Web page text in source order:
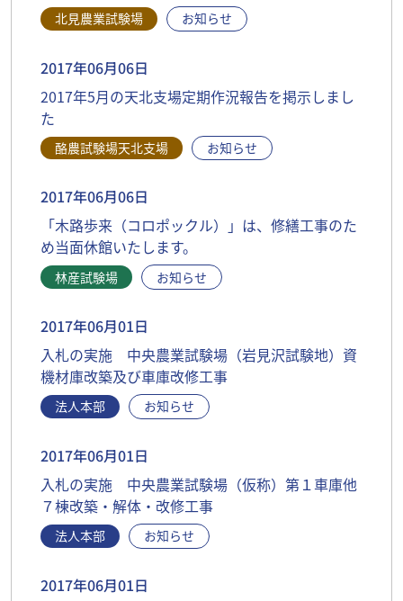
北見農業試験場 お知らせ
2017年06月06日
2017年5月の天北支場定期作況報告を掲示しまし
た
酪農試験場天北支場 お知らせ
2017年06月06日
「木路歩来（コロポックル）」は、修繕工事のた
め当面休館いたします。
林産試験場 お知らせ
2017年06月01日
入札の実施 中央農業試験場（岩見沢試験地）資
機材庫改築及び車庫改修工事
法人本部 お知らせ
2017年06月01日
入札の実施 中央農業試験場（仮称）第１車庫他
７棟改築・解体・改修工事
法人本部 お知らせ
2017年06月01日